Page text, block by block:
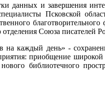
данных и завершения
Псковской
отделения Союза писателей
на каждый день» -
приобщение
библиотечного